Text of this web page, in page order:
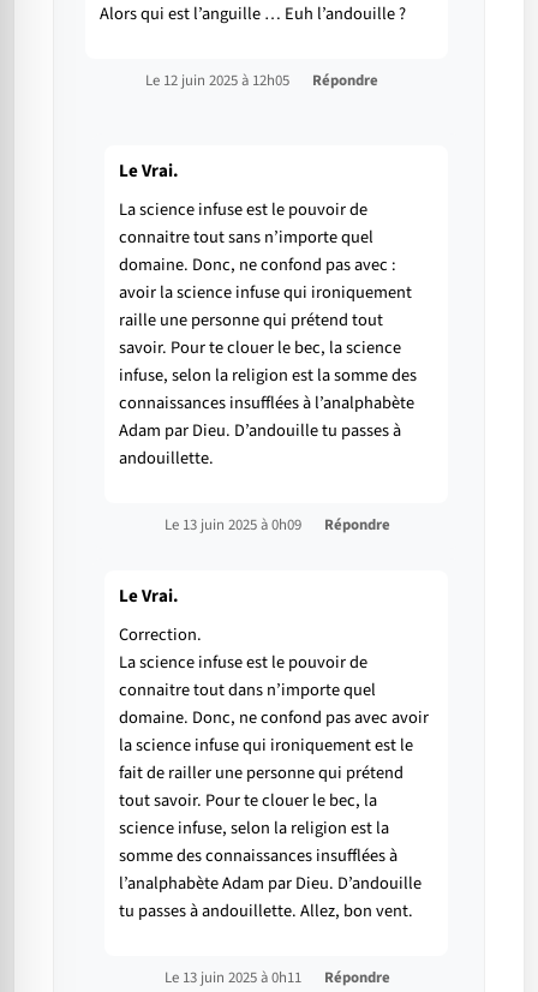
Alors qui est l’anguille … Euh l’andouille ?
Le 12 juin 2025 à 12h05 Répondre
Le Vrai.
La science infuse est le pouvoir de
connaitre tout sans n’importe quel
domaine. Donc, ne confond pas avec :
avoir la science infuse qui ironiquement
raille une personne qui prétend tout
savoir. Pour te clouer le bec, la science
infuse, selon la religion est la somme des
connaissances insufflées à l’analphabète
Adam par Dieu. D’andouille tu passes à
andouillette.
Le 13 juin 2025 à 0h09 Répondre
Le Vrai.
Correction.
La science infuse est le pouvoir de
connaitre tout dans n’importe quel
domaine. Donc, ne confond pas avec avoir
la science infuse qui ironiquement est le
fait de railler une personne qui prétend
tout savoir. Pour te clouer le bec, la
science infuse, selon la religion est la
somme des connaissances insufflées à
l’analphabète Adam par Dieu. D’andouille
tu passes à andouillette. Allez, bon vent.
Le 13 juin 2025 à 0h11 Répondre